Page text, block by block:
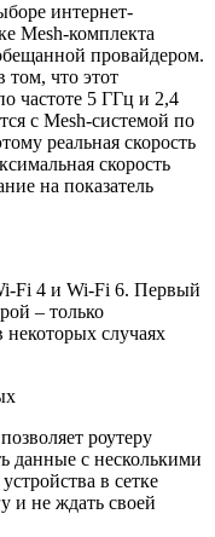
интернет-
Mesh-комплекта
провайдером.
том, что этот
частоте 5 ГГц и 2,4
с Mesh-системой по
реальная скорость
скорость
на показатель
Fi 4 и Wi-Fi 6. Первый
– только
случаях
роутеру
данные с несколькими
в сетке
и не ждать своей